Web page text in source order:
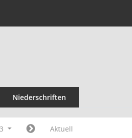
Niederschriften
Aktuell